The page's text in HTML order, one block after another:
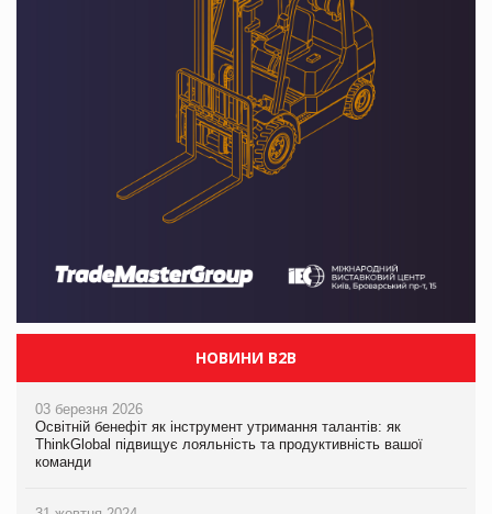
НОВИНИ B2B
03 березня 2026
Освітній бенефіт як інструмент утримання талантів: як
ThinkGlobal підвищує лояльність та продуктивність вашої
команди